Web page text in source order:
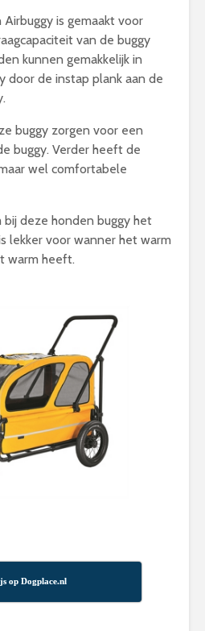
is gemaakt voor
van de buggy
kunnen gemakkelijk in
door de instap plank aan de
buggy zorgen voor een
buggy. Verder heeft de
wel comfortabele
bij deze honden buggy het
lekker voor wanner het warm
warm heeft.
op Dogplace.nl